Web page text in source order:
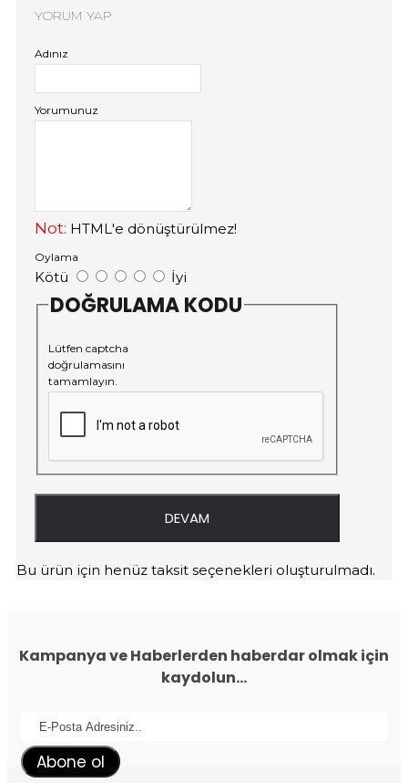
YORUM YAP
Adınız
Yorumunuz
Not: HTML'e dönüştürülmez!
Oylama
Kötü İyi
DOĞRULAMA KODU
Lütfen captcha
doğrulamasını
tamamlayın.
DEVAM
Bu ürün için henüz taksit seçenekleri oluşturulmadı.
Kampanya ve Haberlerden haberdar olmak için
kaydolun...
Abone ol